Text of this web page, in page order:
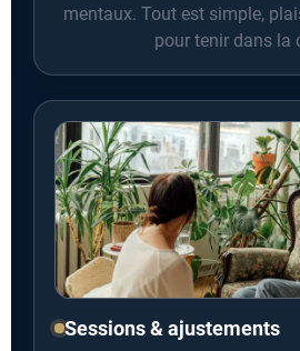
mentaux. Tout est simple,
pour tenir dans la
Sessions & ajustements